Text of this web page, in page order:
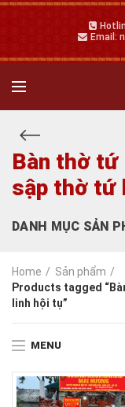
Email:
Bàn thờ tứ
sập thờ tứ
DANH MỤC SẢN
Home
Sản phẩm
Products tagged
linh hội tụ”
MENU